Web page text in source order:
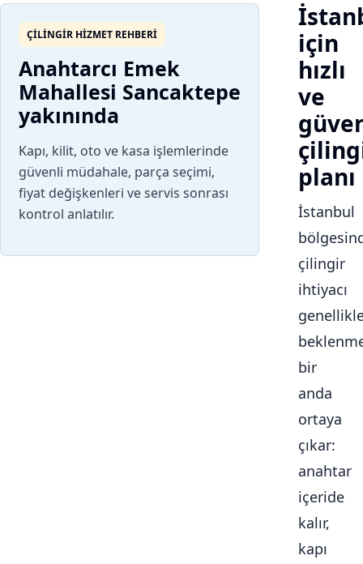
ÇILINGIR HIZMET REHBERI
Anahtarcı Emek
Mahallesi Sancaktepe
yakınında
Kapı, kilit, oto ve kasa işlemlerinde
güvenli müdahale, parça seçimi,
fiyat değişkenleri ve servis sonrası
kontrol anlatılır.
için
hızlı
ve
planı
İstanbul
çilingir
ihtiyacı
bir
anda
ortaya
çıkar:
anahtar
içeride
kalır,
kapı